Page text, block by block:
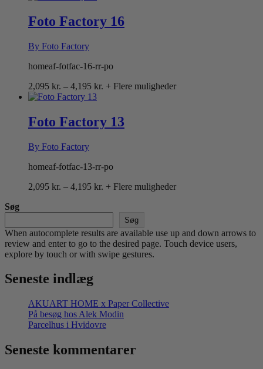
4,195 kr.
Foto Factory 16
By Foto Factory
homeaf-fotfac-16-rr-po
2,095 kr. – 4,195 kr. Prisinterval:
4,195 kr.
+ Flere muligheder
Foto Factory 13
By Foto Factory
homeaf-fotfac-13-rr-po
2,095 kr. – 4,195 kr. Prisinterval:
4,195 kr.
+ Flere muligheder
Søg
Søg
When autocomplete results are available use up and down arrows to
review and enter to go to the desired page. Touch device users,
explore by touch or with swipe gestures.
Seneste indlæg
AKUART HOME x Paper Collective
På besøg hos Alek Modin
Parcelhus i Hvidovre
Seneste kommentarer